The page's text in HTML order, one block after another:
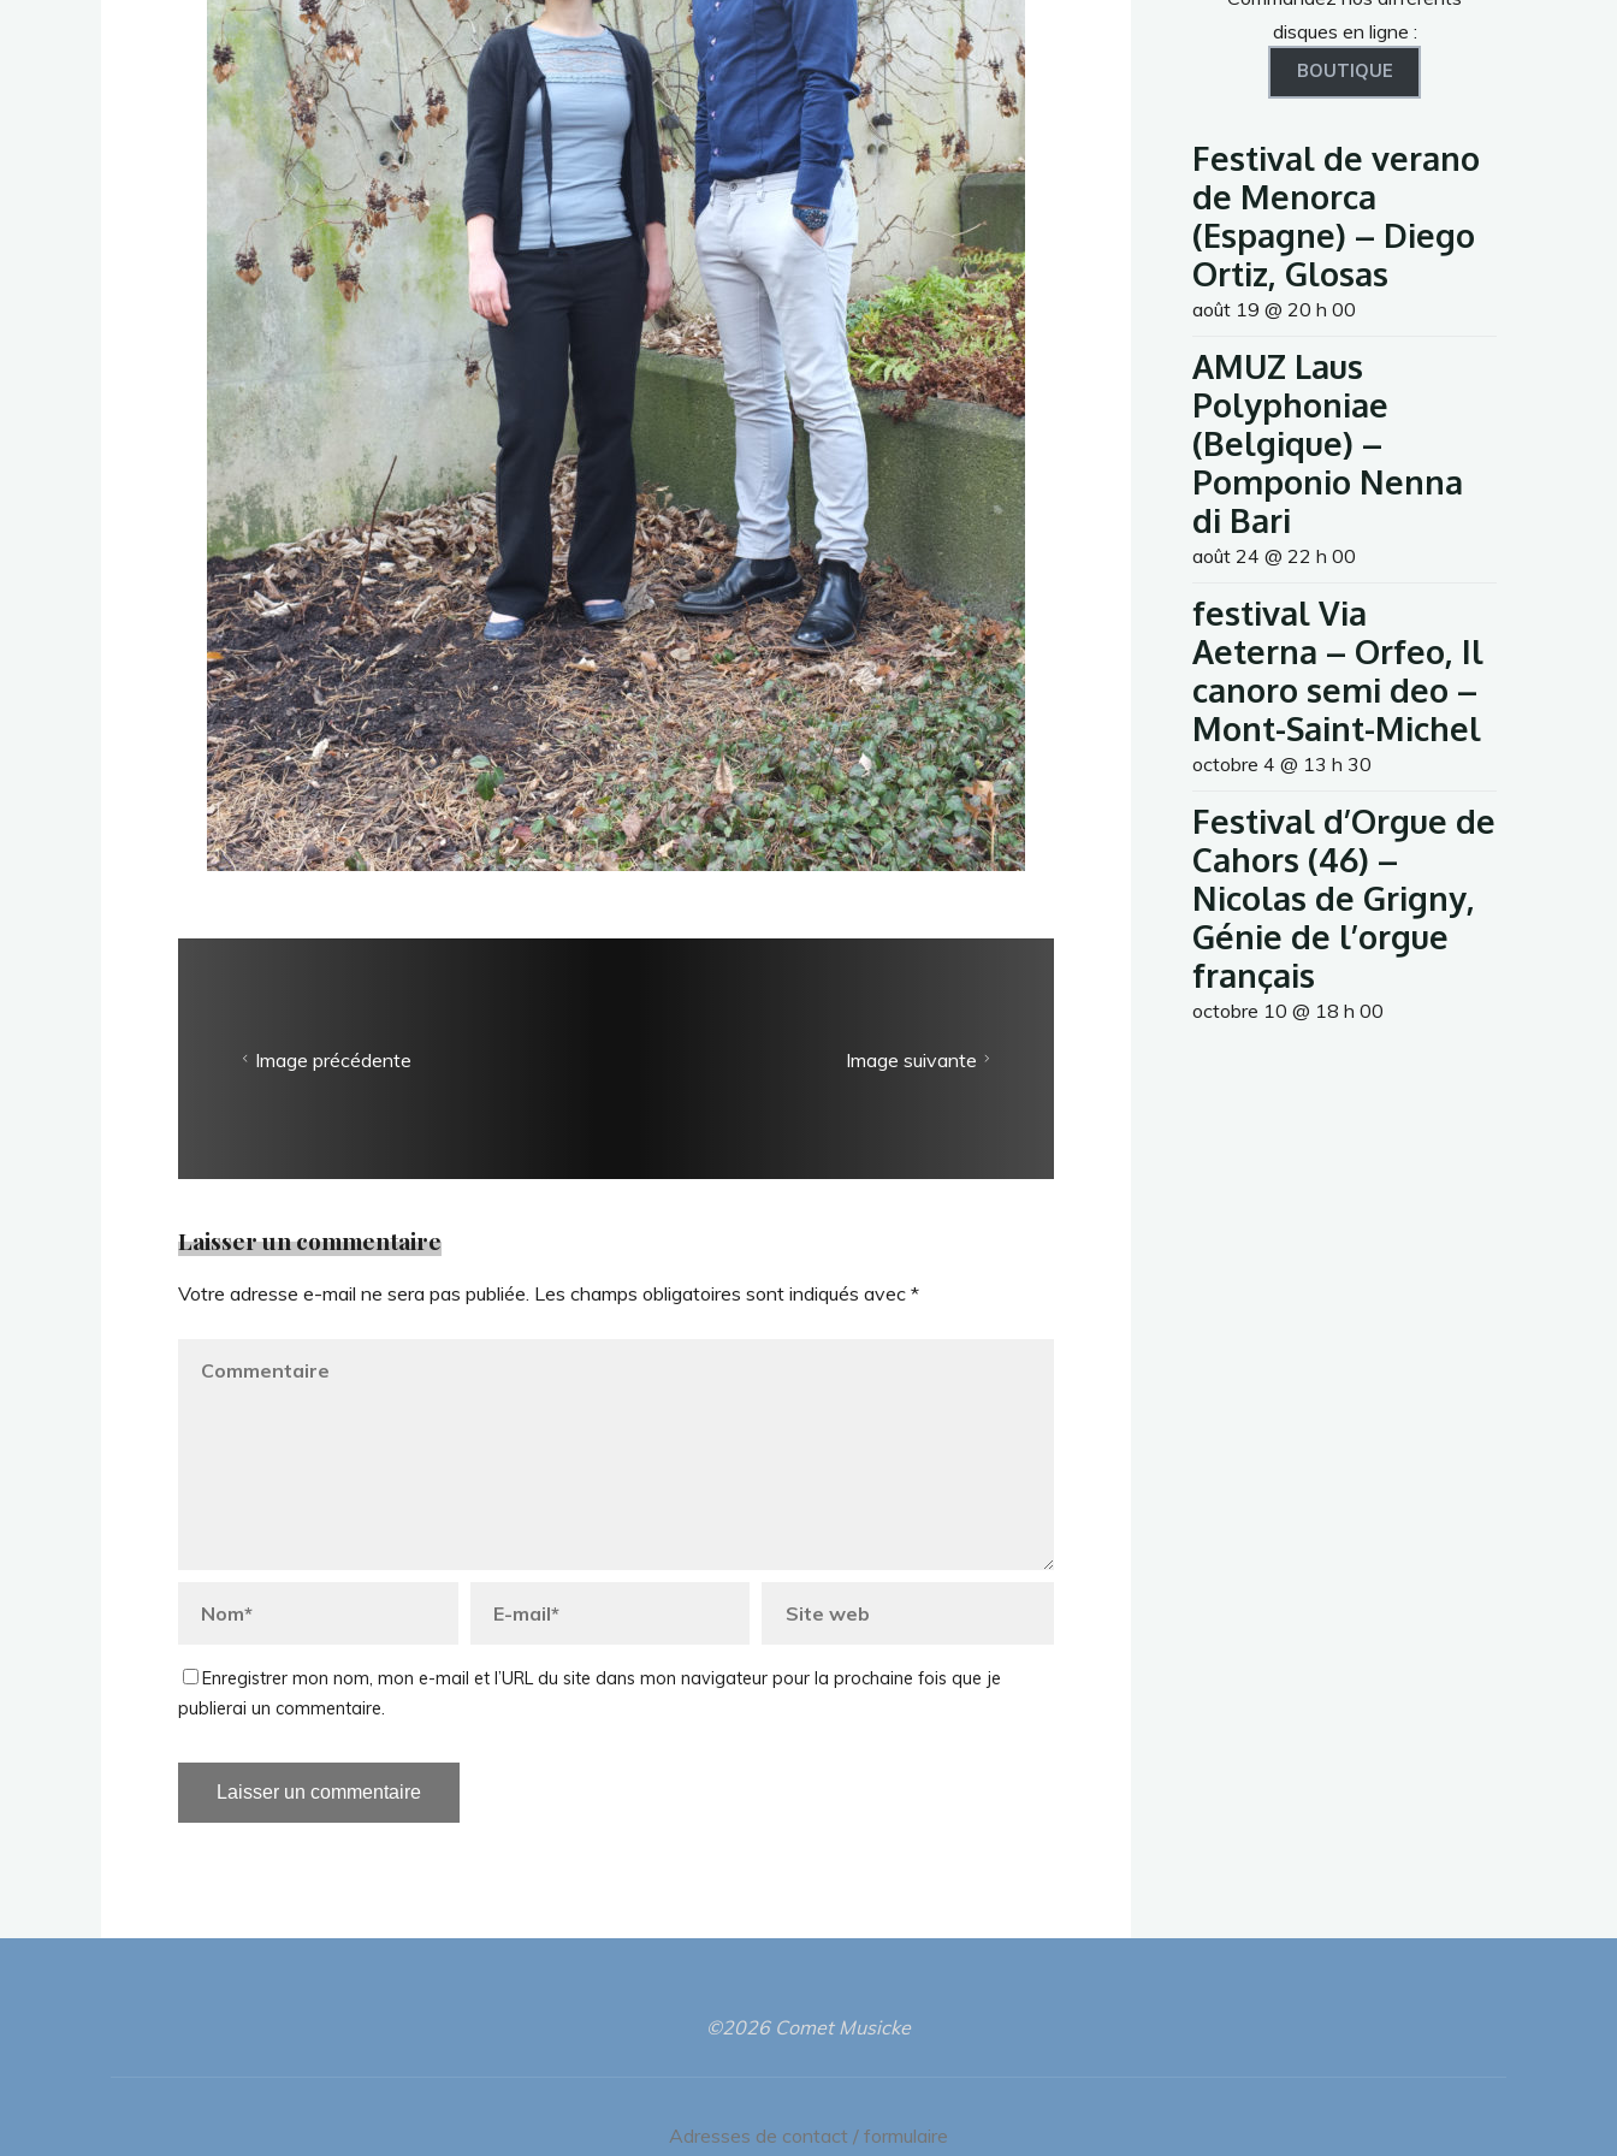
Image précédente Image suivante
Laisser un commentaire
Votre adresse e-mail ne sera pas publiée. Les champs obligatoires sont indiqués avec *
Enregistrer mon nom, mon e-mail et l’URL du site dans mon navigateur pour la prochaine fois que je
publierai un commentaire.
disques en ligne :
BOUTIQUE
Festival de verano
de Menorca
(Espagne) – Diego
Ortiz, Glosas
août 19 @ 20 h 00
AMUZ Laus
Polyphoniae
(Belgique) –
Pomponio Nenna
di Bari
août 24 @ 22 h 00
festival Via
Aeterna – Orfeo, Il
canoro semi deo –
Mont-Saint-Michel
octobre 4 @ 13 h 30
Festival d’Orgue de
Cahors (46) –
Nicolas de Grigny,
Génie de l’orgue
français
octobre 10 @ 18 h 00
©2026 Comet Musicke
Adresses de contact / formulaire